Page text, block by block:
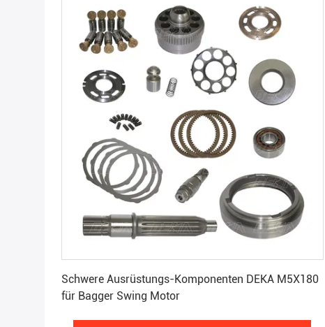
Schwere Ausrüstungs-Komponenten DEKA M5X180
für Bagger Swing Motor